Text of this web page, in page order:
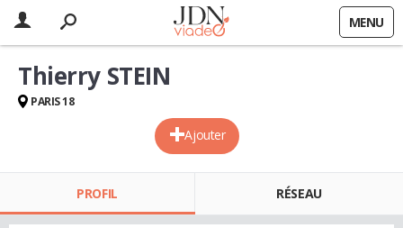
MENU
Ajouter
Thierry STEIN
PARIS 18
PROFIL RÉSEAU